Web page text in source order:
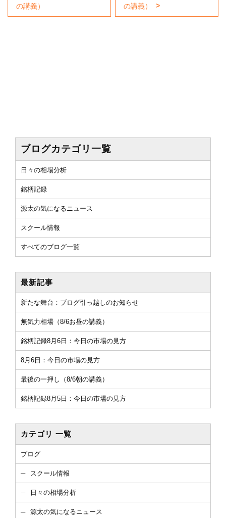
の講義） の講義）
ブログカテゴリ一覧
日々の相場分析
銘柄記録
源太の気になるニュース
スクール情報
すべてのブログ一覧
最新記事
新たな舞台：ブログ引っ越しのお知らせ
無気力相場（8/6お昼の講義）
銘柄記録8月6日：今日の市場の見方
8月6日：今日の市場の見方
最後の一押し（8/6朝の講義）
銘柄記録8月5日：今日の市場の見方
カテゴリ 一覧
ブログ
スクール情報
日々の相場分析
源太の気になるニュース